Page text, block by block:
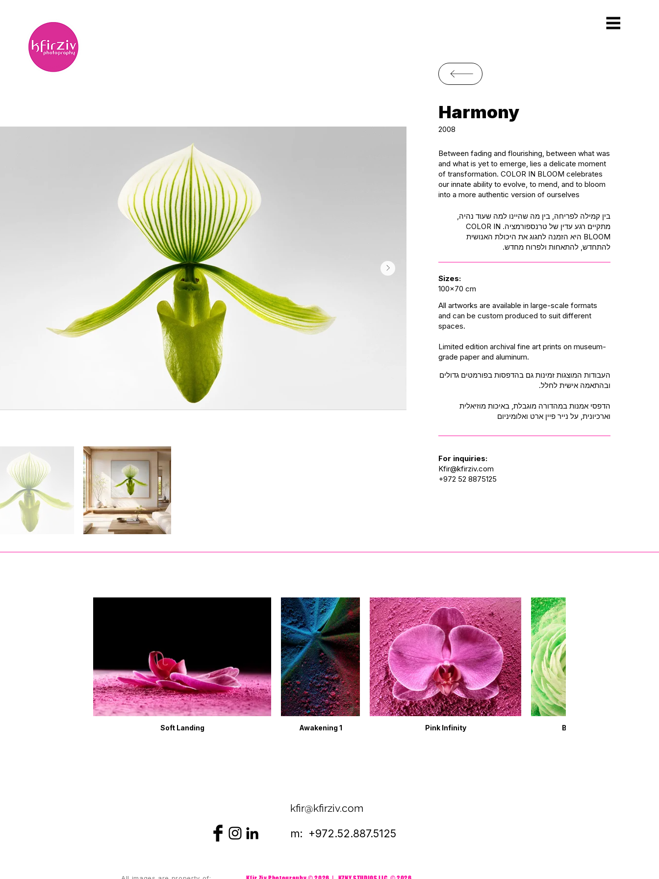
Harmony
2008
Between fading and flourishing, between what was
and what is yet to emerge, lies a delicate moment
of transformation. COLOR IN BLOOM celebrates
our innate ability to evolve, to mend, and to bloom
into a more authentic version of ourselves
בין קמילה לפריחה, בין מה שהיינו למה שעוד נהיה,
מתקיים רגע עדין של טרנספורמציה. COLOR IN
BLOOM היא הזמנה לחגוג את היכולת האנושית
להתחדש, להתאחות ולפרוח מחדש.
Sizes:
100x70 cm
All artworks are available in large-scale formats
and can be custom produced to suit different
spaces.
Limited edition archival fine art prints on museum-
grade paper and aluminum.
העבודות המוצגות זמינות גם בהדפסות בפורמטים גדולים
ובהתאמה אישית לחלל.
הדפסי אמנות במהדורה מוגבלת, באיכות מוזיאלית
וארכיונית, על נייר פיין ארט ואלומיניום
For inquiries:
Kfir@kfirziv.com
+972 52 8875125
Soft Landing Awakening 1 Pink Infinity Breath of Spring
kfir@kfirziv.com
m: +972.52.887.5125